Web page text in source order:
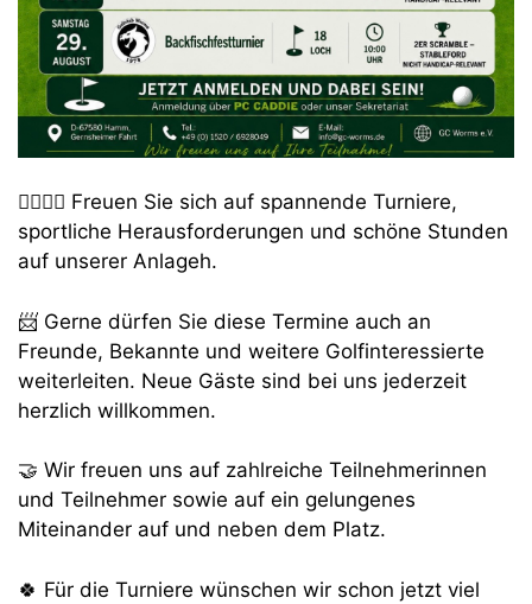
🏌️‍♀️🏌️‍♂️ Freuen Sie sich auf spannende Turniere,
sportliche Herausforderungen und schöne Stunden
auf unserer Anlageh.
📨 Gerne dürfen Sie diese Termine auch an
Freunde, Bekannte und weitere Golfinteressierte
weiterleiten. Neue Gäste sind bei uns jederzeit
herzlich willkommen.
🤝 Wir freuen uns auf zahlreiche Teilnehmerinnen
und Teilnehmer sowie auf ein gelungenes
Miteinander auf und neben dem Platz.
🍀 Für die Turniere wünschen wir schon jetzt viel